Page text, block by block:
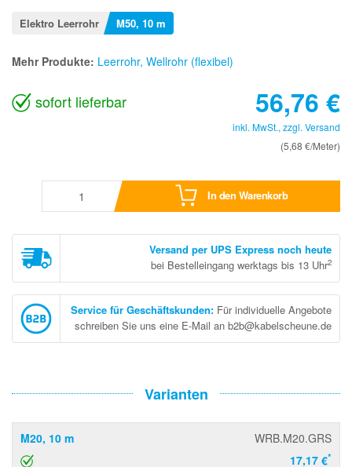
Elektro Leerrohr M50, 10 m
Mehr Produkte: Leerrohr, Wellrohr (flexibel)
sofort lieferbar 56,76 €
inkl. MwSt., zzgl. Versand
(5,68 €/Meter)
In den Warenkorb
Versand per UPS Express noch heute
bei Bestelleingang werktags bis 13 Uhr2
Service für Geschäftskunden: Für individuelle Angebote
schreiben Sie uns eine E-Mail an b2b@kabelscheune.de
Varianten
M20, 10 m
WRB.M20.GRS
17,17 €*